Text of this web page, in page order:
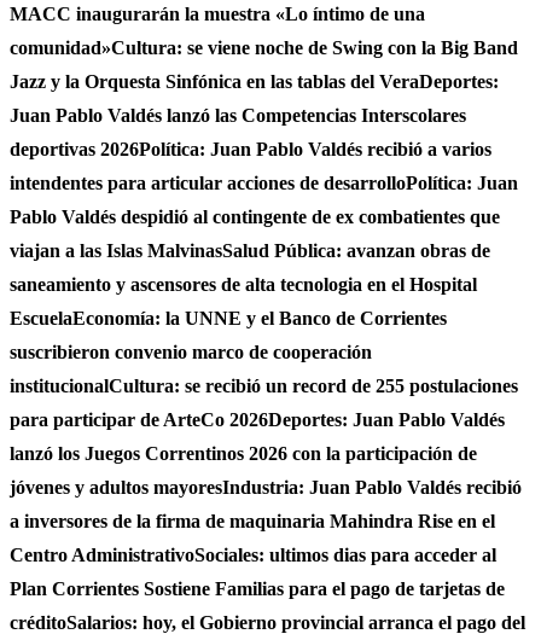
MACC inaugurarán la muestra «Lo íntimo de una
comunidad»Cultura: se viene noche de Swing con la Big Band
Jazz y la Orquesta Sinfónica en las tablas del VeraDeportes:
Juan Pablo Valdés lanzó las Competencias Interscolares
deportivas 2026Política: Juan Pablo Valdés recibió a varios
intendentes para articular acciones de desarrolloPolítica: Juan
Pablo Valdés despidió al contingente de ex combatientes que
viajan a las Islas MalvinasSalud Pública: avanzan obras de
saneamiento y ascensores de alta tecnologia en el Hospital
EscuelaEconomía: la UNNE y el Banco de Corrientes
suscribieron convenio marco de cooperación
institucionalCultura: se recibió un record de 255 postulaciones
para participar de ArteCo 2026Deportes: Juan Pablo Valdés
lanzó los Juegos Correntinos 2026 con la participación de
jóvenes y adultos mayoresIndustria: Juan Pablo Valdés recibió
a inversores de la firma de maquinaria Mahindra Rise en el
Centro AdministrativoSociales: ultimos dias para acceder al
Plan Corrientes Sostiene Familias para el pago de tarjetas de
créditoSalarios: hoy, el Gobierno provincial arranca el pago del